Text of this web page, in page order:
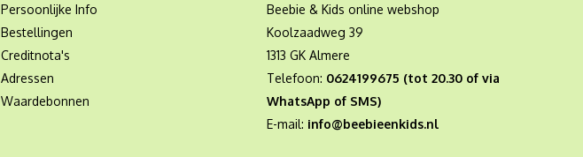
Persoonlijke Info
Bestellingen
Creditnota's
Adressen
Waardebonnen
Beebie & Kids online webshop
Koolzaadweg 39
1313 GK Almere
Telefoon: 0624199675 (tot 20.30 of via
WhatsApp of SMS)
E-mail: info@beebieenkids.nl